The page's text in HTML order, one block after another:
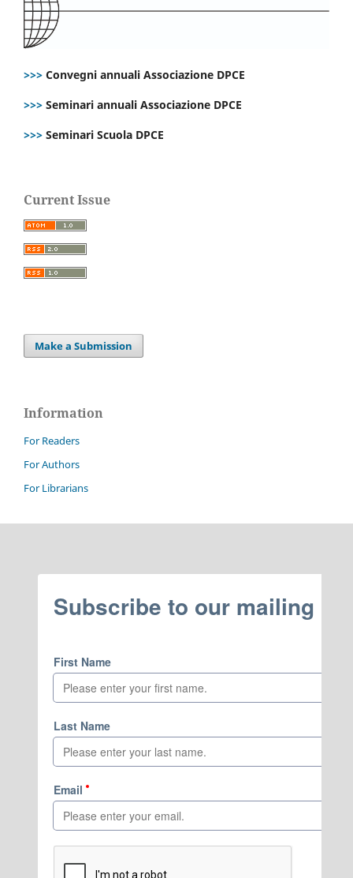
>>> Convegni annuali Associazione DPCE
>>> Seminari annuali Associazione DPCE
>>> Seminari Scuola DPCE
Current Issue
Make a Submission
Information
For Readers
For Authors
For Librarians